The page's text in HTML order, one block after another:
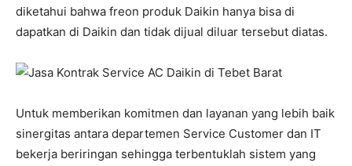
diketahui bahwa freon produk Daikin hanya bisa di
dapatkan di Daikin dan tidak dijual diluar tersebut diatas.
Untuk memberikan komitmen dan layanan yang lebih baik
sinergitas antara departemen Service Customer dan IT
bekerja beriringan sehingga terbentuklah sistem yang